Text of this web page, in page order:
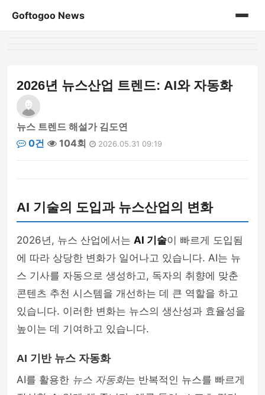
Goftogoo News
2026년 뉴스산업 트렌드: AI와 자동화
뉴스 트렌드 해설가 김도연
0건
104회 2026.05.31 09:19
AI 기술의 도입과 뉴스산업의 변화
2026년, 뉴스 산업에서는 AI 기술이 빠르게 도입됨
에 따라 상당한 변화가 일어나고 있습니다. AI는 뉴
스 기사를 자동으로 생성하고, 독자의 취향에 맞춘
콘텐츠 추천 시스템을 개선하는 데 큰 역할을 하고
있습니다. 이러한 변화는 뉴스의 생산성과 효율성을
높이는 데 기여하고 있습니다.
AI 기반 뉴스 자동화
AI를 활용한 뉴스 자동화는 반복적인 뉴스를 빠르게